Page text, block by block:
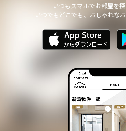
いつもスマホでお部屋を
いつでもどこでも、おしゃれな